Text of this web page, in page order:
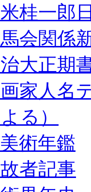
桂一郎
会関係
大正期
家人名
る）
術年鑑
者記事